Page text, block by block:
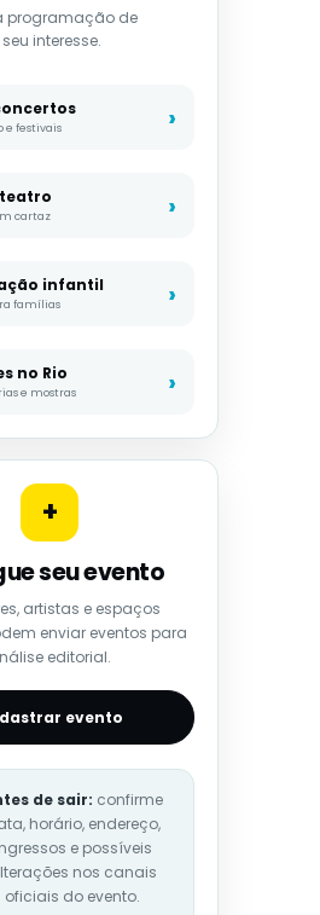
programação de
interesse.
e festivais
teatro
cartaz
infantil
famílias
no Rio
e mostras
+
seu evento
artistas e espaços
enviar eventos para
editorial.
evento
de sair: confirme
horário, endereço,
e possíveis
nos canais
oficiais do evento.